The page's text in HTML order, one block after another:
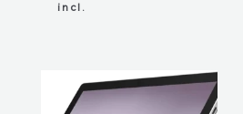
incl.